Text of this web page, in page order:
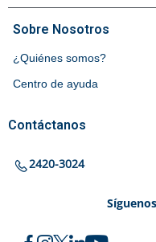
Sobre Nosotros
¿Quiénes somos?
Centro de ayuda
Contáctanos
2420-3024